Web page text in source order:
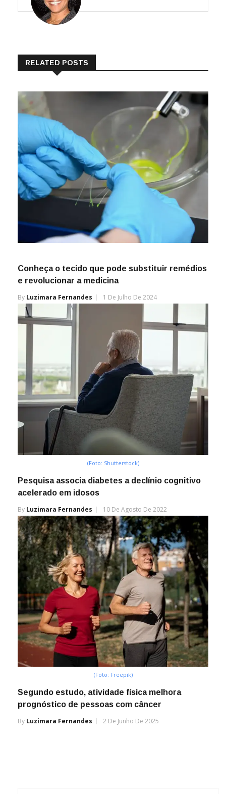
RELATED POSTS
Conheça o tecido que pode substituir remédios
e revolucionar a medicina
By Luzimara Fernandes 1 De Julho De 2024
(Foto: Shutterstock)
Pesquisa associa diabetes a declínio cognitivo
acelerado em idosos
By Luzimara Fernandes 10 De Agosto De 2022
(Foto: Freepik)
Segundo estudo, atividade física melhora
prognóstico de pessoas com câncer
By Luzimara Fernandes 2 De Junho De 2025